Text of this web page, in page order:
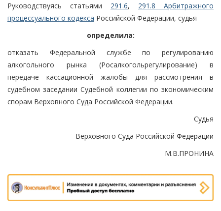
Руководствуясь статьями 291.6, 291.8 Арбитражного
процессуального кодекса Российской Федерации, судья
определила:
отказать Федеральной службе по регулированию
алкогольного рынка (Росалкогольрегулирование) в
передаче кассационной жалобы для рассмотрения в
судебном заседании Судебной коллегии по экономическим
спорам Верховного Суда Российской Федерации.
Судья
Верховного Суда Российской Федерации
М.В.ПРОНИНА